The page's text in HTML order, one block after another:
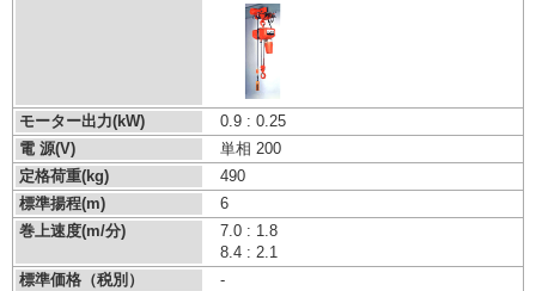
モーター出力(kW)
0.9 : 0.25
電 源(V)
単相 200
定格荷重(kg)
490
標準揚程(m)
6
巻上速度(m/分)
7.0 : 1.8
8.4 : 2.1
標準価格（税別）
-